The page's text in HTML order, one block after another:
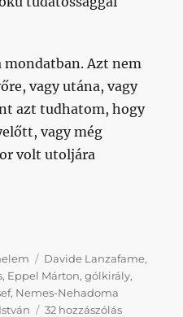
mondatban. Azt nem
vagy utána, vagy
azt tudhatom, hogy
vagy még
volt utoljára
csak egy olyan
Címke
Davide Lanzafame,
, Eppel Márton,gólkirály,
, Nemes-Nehadoma
32 hozzászólásKispesten